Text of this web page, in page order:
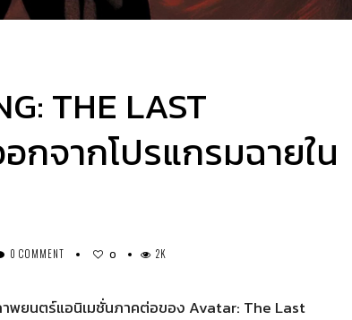
THE LAST
กจากโปรแกรมฉายใน
0 COMMENT 0 2K
พยนตร์แอนิเมชั่นภาคต่อของ Avatar: The Last